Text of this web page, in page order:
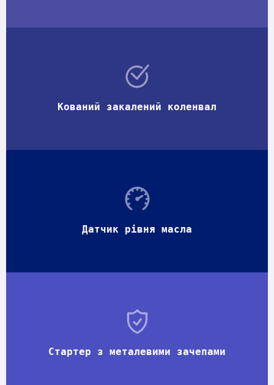
Кований закалений коленвал
Датчик рівня масла
Стартер з металевими зачепами